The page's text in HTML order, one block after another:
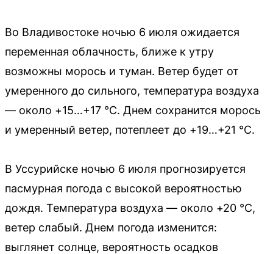
Во Владивостоке ночью 6 июля ожидается
переменная облачность, ближе к утру
возможны морось и туман. Ветер будет от
умеренного до сильного, температура воздуха
— около +15…+17 °C. Днем сохранится морось
и умеренный ветер, потеплеет до +19…+21 °C.
В Уссурийске ночью 6 июля прогнозируется
пасмурная погода с высокой вероятностью
дождя. Температура воздуха — около +20 °C,
ветер слабый. Днем погода изменится:
выглянет солнце, вероятность осадков